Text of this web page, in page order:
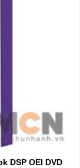
DSP OEI DVD